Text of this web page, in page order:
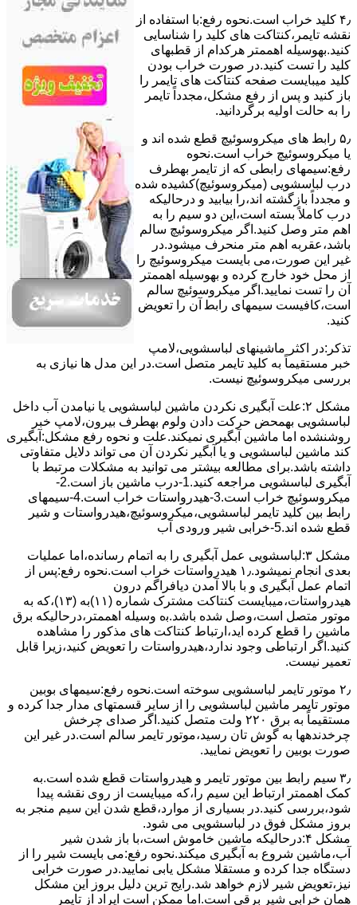
۴٫ ﮐﻠﯿﺪ ﺧﺮاب اﺳﺖ.نحوه رفع:ﺑﺎ اﺳﺘﻔﺎده از
ﻧﻘﺸﻪ ﺗﺎﯾﻤﺮ،ﮐﻨﺘﺎﮐﺖ ﻫﺎی ﮐﻠﯿﺪ را ﺷﻨﺎﺳﺎﯾﯽ
کنید.بهوسیله اهممتر هرکدام از قطبهای
ﮐﻠﯿﺪ را ﺗﺴﺖ ﮐﻨﯿﺪ.در ﺻﻮرت ﺧﺮاب ﺑﻮدن
ﮐﻠﯿﺪ میبایست ﺻﻔﺤﻪ ﮐﻨﺘﺎﮐﺖ ﻫﺎی ﺗﺎﯾﻤﺮ را
باز کنید و ﭘﺲ از رﻓﻊ مشکل،مجدداً ﺗﺎﯾﻤﺮ
را به حالت اوﻟﯿﻪ برگردانید.
۵٫ رابط های ﻣﯿﮑﺮوﺳﻮﺋﯿﭻ ﻗﻄﻊ شده اند و
ﯾﺎ ﻣﯿﮑﺮوﺳﻮﺋﯿﭻ ﺧﺮاب اﺳﺖ.نحوه
رفع:سیمهای راﺑﻄﯽ ﮐﻪ از ﺗﺎﯾﻤﺮ بهطرف
درب لباسشویی (ﻣﯿﮑﺮوﺳﻮﺋﯿﭻ)کشیده شده
و مجدداً بازگشته اند،را ﺑﯿﺎﺑﯿﺪ و درحالیکه
درب کاملاً ﺑﺴﺘﻪ اﺳﺖ،اﯾﻦ دو ﺳﯿﻢ را ﺑﻪ
اﻫﻢ ﻣﺘﺮ وصل کنید.اﮔﺮ ﻣﯿﮑﺮوﺳﻮﺋﯿﭻ ﺳﺎﻟﻢ
ﺑﺎﺷﺪ،ﻋﻘﺮﺑﻪ اهم متر ﻣﻨﺤﺮف میشود.در
ﻏﯿﺮ اﯾﻦ ﺻﻮرت،می بایست ﻣﯿﮑﺮوﺳﻮﺋﯿﭻ را
از ﻣﺤﻞ خود ﺧﺎرج کرده و بهوسیله اهممتر
آن را ﺗﺴﺖ ﻧﻤﺎﯾﯿﺪ.اﮔﺮ ﻣﯿﮑﺮوﺳﻮﺋﯿﭻ ﺳﺎﻟﻢ
اﺳﺖ،ﮐﺎﻓﯿﺴﺖ سیمهای راﺑﻄ آن را ﺗﻌﻮﯾﺾ
کنید.
ﺗﺬﮐﺮ:در اﮐﺜﺮ ماشینهای لباسشویی،ﻻﻣﭗ
ﺧﺒﺮ مستقیماً ﺑﻪ ﮐﻠﯿﺪ ﺗﺎﯾﻤﺮ ﻣﺘﺼﻞ اﺳﺖ.در اﯾﻦ مدل ها ﻧﯿﺎزی ﺑﻪ
بررسی ﻣﯿﮑﺮوﺳﻮﺋﯿﭻ نیست.
مشکل ۲:علت آبگیری نکردن ماشین لباسشویی یا نیامدن آب داخل
لباسشویی بهمحض ﺣﺮﮐﺖ دادن وﻟﻮم بهطرف ﺑﯿﺮون،ﻻﻣﭗ ﺧﺒﺮ
روشنشده اﻣﺎ ﻣﺎﺷﯿﻦ آﺑﮕﯿﺮی نمیکند.ﻋﻠﺖ و نحوه رﻓﻊ مشکل:آبگیری
کند ماشین لباسشویی و یا آبگیر نکردن آن می تواند دلایل متفاوتی
داشته باشد.برای مطالعه بیشتر می توانید به مشکلات مرتبط با
آبگیری لباسشویی مراجعه کنید.1-درب ﻣﺎﺷﯿﻦ ﺑﺎز اﺳﺖ.2-
ﻣﯿﮑﺮوﺳﻮﺋﯿﭻ ﺧﺮاب اﺳﺖ.3-ﻫﯿﺪرواﺳﺘﺎت ﺧﺮاب اﺳﺖ.4-سیمهای
راﺑﻂ ﺑﯿﻦ ﮐﻠﯿﺪ ﺗﺎﯾﻤﺮ لباسشویی،ﻣﯿﮑﺮوﺳﻮﺋﯿﭻ،ﻫﯿﺪرواﺳﺘﺎت و ﺷﯿﺮ
ﻗﻄﻊ ﺷﺪه اند.5-خرابی شیر ورودی آب
مشکل ۳:لباسشویی ﻋﻤﻞ آﺑﮕﯿﺮی را ﺑﻪ اﺗﻤﺎم رﺳﺎﻧﺪه،اﻣﺎ ﻋﻤﻠﯿﺎت
ﺑﻌﺪی اﻧﺠﺎم نمیشود.۱٫ ﻫﯿﺪرواﺳﺘﺎت ﺧﺮاب اﺳﺖ.نحوه رﻓﻊ:ﭘﺲ از
اﺗﻤﺎم عمل آﺑﮕﯿﺮی و ﺑﺎ ﺑﺎﻻ آﻣﺪن دﯾﺎﻓﺮاﮔﻢ درون
ﻫﯿﺪرواﺳﺘﺎت،میبایست ﮐﻨﺘﺎﮐﺖ ﻣﺸﺘﺮک شماره (۱۱)به (۱۳)،ﮐﻪ ﺑﻪ
ﻣﻮﺗﻮر ﻣﺘﺼﻞ اﺳﺖ،وﺻﻞ ﺷﺪه ﺑﺎﺷﺪ.ﺑه وسیله اهممتر،درحالیکه ﺑﺮق
ﻣﺎﺷﯿﻦ را ﻗﻄﻊ کرده اید،ارﺗﺒﺎط ﮐﻨﺘﺎﮐﺖ ﻫﺎی ﻣﺬﮐﻮر را ﻣﺸﺎﻫﺪه
کنید.اﮔﺮ ارﺗﺒﺎطی وجود ندارد،ﻫﯿﺪرواﺳﺘﺎت را ﺗﻌﻮﯾﺾ ﮐﻨﯿﺪ،زﯾﺮا قابل
ﺗﻌﻤﯿﺮ نیست.
۲٫ ﻣﻮﺗﻮر ﺗﺎﯾﻤﺮ لباسشویی ﺳﻮﺧﺘﻪ اﺳﺖ.نحوه رﻓﻊ:سیمهای ﺑﻮﺑﯿﻦ
ﻣﻮﺗﻮر ﺗﺎﯾﻤﺮ ماشین لباسشویی را از ﺳﺎﯾﺮ قسمتهای ﻣﺪار ﺟﺪا کرده و
مستقیماً ﺑﻪ برق ۲۲۰ وﻟﺖ ﻣﺘﺼﻞ کنید.اﮔﺮ ﺻﺪای ﭼﺮﺧﺶ
چرخدندهها به گوش تان رﺳﯿﺪ،ﻣﻮﺗﻮر ﺗﺎﯾﻤﺮ ﺳﺎﻟﻢ اﺳﺖ.در ﻏﯿﺮ اﯾﻦ
ﺻﻮرت ﺑﻮﺑﯿﻦ را ﺗﻌﻮﯾﺾ ﻧﻤﺎﯾﯿﺪ.
۳٫ ﺳﯿﻢ راﺑﻂ ﺑﯿﻦ ﻣﻮﺗﻮر ﺗﺎﯾﻤﺮ و ﻫﯿﺪرواﺳﺘﺎت ﻗﻄﻊ ﺷﺪه اﺳﺖ.به
کمک اهممتر ارﺗﺒﺎط اﯾﻦ ﺳﯿﻢ را،ﮐﻪ میبایست از روی ﻧﻘﺸﻪ ﭘﯿﺪا
ﺷﻮد،بررسی ﮐﻨﯿﺪ.در ﺑﺴﯿﺎری از موارد،ﻗﻄﻊ ﺷﺪن اﯾﻦ ﺳﯿﻢ ﻣﻨﺠﺮ ﺑﻪ
ﺑﺮوز مشکل ﻓﻮق در لباسشویی می شود.
مشکل ۴:درحالیکه ﻣﺎﺷﯿﻦ ﺧﺎﻣﻮش اﺳﺖ،ﺑﺎ ﺑﺎز ﺷﺪن ﺷﯿﺮ
آب،ﻣﺎﺷﯿﻦ ﺷﺮوع ﺑﻪ آﺑﮕﯿﺮی میکند.نحوه رﻓﻊ:می بایست ﺷﯿﺮ را از
دستگاه جدا کرده و مستقلا مشکل یابی نمایید.در صورت خرابی
نیز،تعویض شیر لازم خواهد شد.رایج ترین دلیل بروز این مشکل
همان خرابی شیر برقی است.اما ممکن است ایراد از تایمر